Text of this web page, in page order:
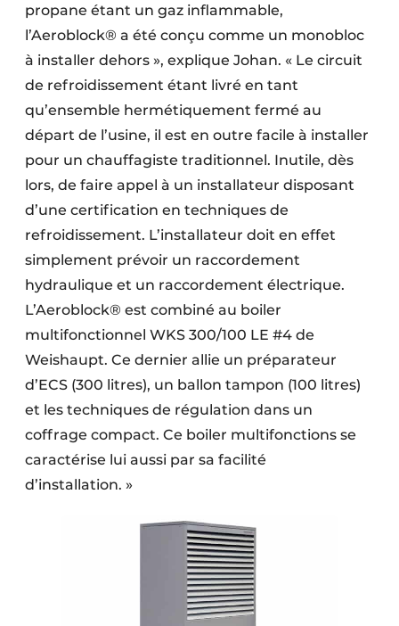
propane étant un gaz inflammable,
l’Aeroblock® a été conçu comme un monobloc
à installer dehors », explique Johan. « Le circuit
de refroidissement étant livré en tant
qu’ensemble hermétiquement fermé au
départ de l’usine, il est en outre facile à installer
pour un chauffagiste traditionnel. Inutile, dès
lors, de faire appel à un installateur disposant
d’une certification en techniques de
refroidissement. L’installateur doit en effet
simplement prévoir un raccordement
hydraulique et un raccordement électrique.
L’Aeroblock® est combiné au boiler
multifonctionnel WKS 300/100 LE #4 de
Weishaupt. Ce dernier allie un préparateur
d’ECS (300 litres), un ballon tampon (100 litres)
et les techniques de régulation dans un
coffrage compact. Ce boiler multifonctions se
caractérise lui aussi par sa facilité
d’installation. »